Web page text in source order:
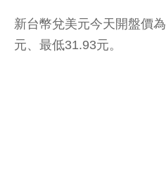
新台幣兌美元今天開盤價
元、最低31.93元。